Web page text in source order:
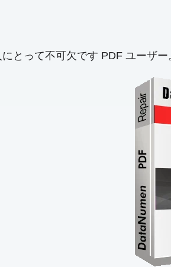
とって不可欠です PDF ユーザ